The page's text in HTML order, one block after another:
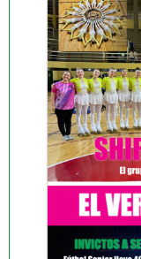
Hora:14:00.Rival:
lograr la victoria,
trofeo y cerrará
a alentar con
sueño está a un
SHIRIC
este sábado
Provincial en Las
Favaro compite
Sportivo Las